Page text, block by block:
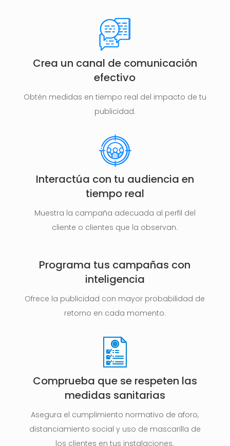
Crea un canal de comunicación
efectivo
Obtén medidas en tiempo real del impacto de tu
publicidad.
Interactúa con tu audiencia en
tiempo real
Muestra la campaña adecuada al perfil del
cliente o clientes que la observan.
Programa tus campañas con
inteligencia
Ofrece la publicidad con mayor probabilidad de
retorno en cada momento.
Comprueba que se respeten las
medidas sanitarias
Asegura el cumplimiento normativo de aforo,
distanciamiento social y uso de mascarilla de
los clientes en tus instalaciones.